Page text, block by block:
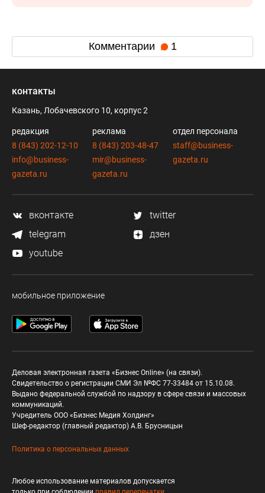
Комментарии 1
контакты
Казань, Лобачевского 10, корпус 2
редакция
8 (843) 202-12-10
info@business-
gazeta.ru
реклама
8 (843) 203-48-47
mir@business-
gazeta.ru
отдел персонала
staff@business-
gazeta.ru
вконтакте
twitter
telegram
дзен
youtube
мобильное приложение
Деловая электронная газета «Бизнес Online» (на связи).
Свидетельство о регистрации СМИ Эл №ФС 77-33484 от 15.10.08.
Выдано федеральной службой по надзору в сфере связи и массовых
коммуникаций.
Учредитель ООО «Бизнес Медия Холдинг»
Шеф-редактор (главный редактор) А.В. Брусницын
Политика о персональных данных
Любое использование материалов допускается